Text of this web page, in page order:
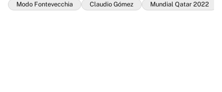
Modo Fontevecchia Claudio Gómez Mundial Qatar 2022